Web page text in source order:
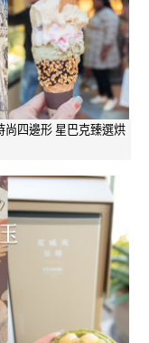
尚四邊形 星巴克臻選烘